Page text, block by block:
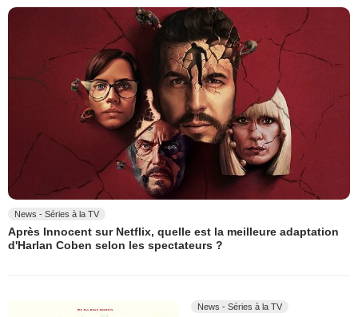
News - Séries à la TV
Après Innocent sur Netflix, quelle est la meilleure adaptation
d'Harlan Coben selon les spectateurs ?
News - Séries à la TV